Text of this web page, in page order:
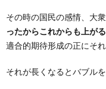
その時の国民の感情、大
ったからこれからも上が
適合的期待形成の正にそ
それが長くなるとバブル